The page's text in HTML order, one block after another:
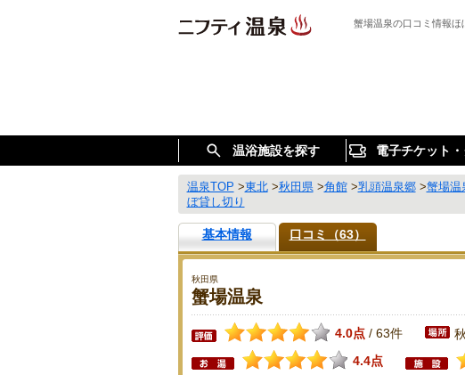
蟹場温泉の口コミ情報ほ
温浴施設を探す 電子チケット
温泉TOP >東北>秋田県>角館>乳頭温泉郷>蟹場温
ぼ貸し切り
基本情報 口コミ（63）
秋田県
蟹場温泉
4.0点 / 63件
4.4点